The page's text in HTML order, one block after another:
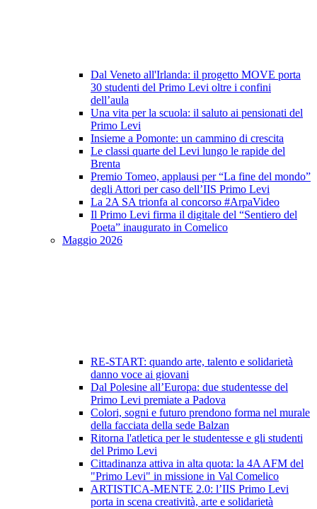
Dal Veneto all'Irlanda: il progetto MOVE porta
30 studenti del Primo Levi oltre i confini
dell’aula
Una vita per la scuola: il saluto ai pensionati del
Primo Levi
Insieme a Pomonte: un cammino di crescita
Le classi quarte del Levi lungo le rapide del
Brenta
Premio Tomeo, applausi per “La fine del mondo”
degli Attori per caso dell’IIS Primo Levi
La 2A SA trionfa al concorso #ArpaVideo
Il Primo Levi firma il digitale del “Sentiero del
Poeta” inaugurato in Comelico
Maggio 2026
RE-START: quando arte, talento e solidarietà
danno voce ai giovani
Dal Polesine all’Europa: due studentesse del
Primo Levi premiate a Padova
Colori, sogni e futuro prendono forma nel murale
della facciata della sede Balzan
Ritorna l'atletica per le studentesse e gli studenti
del Primo Levi
Cittadinanza attiva in alta quota: la 4A AFM del
"Primo Levi" in missione in Val Comelico
ARTISTICA-MENTE 2.0: l’IIS Primo Levi
porta in scena creatività, arte e solidarietà